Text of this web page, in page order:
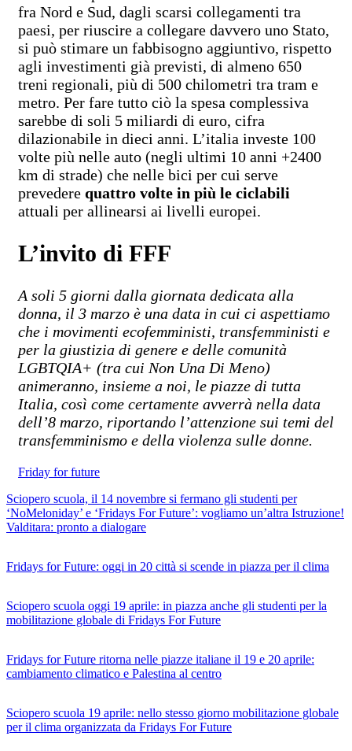
fra Nord e Sud, dagli scarsi collegamenti tra
paesi, per riuscire a collegare davvero uno Stato,
si può stimare un fabbisogno aggiuntivo, rispetto
agli investimenti già previsti, di almeno 650
treni regionali, più di 500 chilometri tra tram e
metro. Per fare tutto ciò la spesa complessiva
sarebbe di soli 5 miliardi di euro, cifra
dilazionabile in dieci anni. L’italia investe 100
volte più nelle auto (negli ultimi 10 anni +2400
km di strade) che nelle bici per cui serve
prevedere quattro volte in più le ciclabili
attuali per allinearsi ai livelli europei.
L’invito di FFF
A soli 5 giorni dalla giornata dedicata alla
donna, il 3 marzo è una data in cui ci aspettiamo
che i movimenti ecofemministi, transfemministi e
per la giustizia di genere e delle comunità
LGBTQIA+ (tra cui Non Una Di Meno)
animeranno, insieme a noi, le piazze di tutta
Italia, così come certamente avverrà nella data
dell’8 marzo, riportando l’attenzione sui temi del
transfemminismo e della violenza sulle donne.
Friday for future
Sciopero scuola, il 14 novembre si fermano gli studenti per
‘NoMeloniday’ e ‘Fridays For Future’: vogliamo un’altra Istruzione!
Valditara: pronto a dialogare
Fridays for Future: oggi in 20 città si scende in piazza per il clima
Sciopero scuola oggi 19 aprile: in piazza anche gli studenti per la
mobilitazione globale di Fridays For Future
Fridays for Future ritorna nelle piazze italiane il 19 e 20 aprile:
cambiamento climatico e Palestina al centro
Sciopero scuola 19 aprile: nello stesso giorno mobilitazione globale
per il clima organizzata da Fridays For Future